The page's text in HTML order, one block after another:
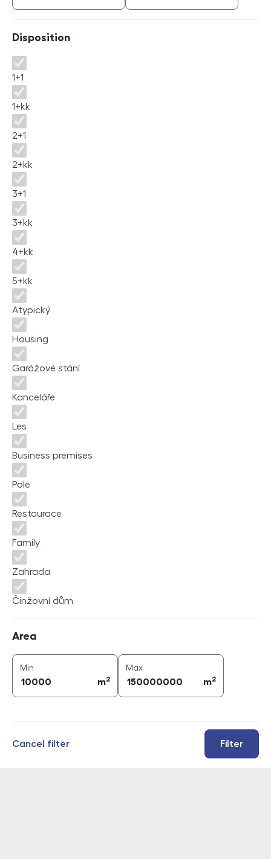
Disposition
Disposition
1+1
1+kk
2+1
2+kk
3+1
3+kk
4+kk
5+kk
Atypický
Housing
Garážové stání
Kanceláře
Les
Business premises
Pole
Restaurace
Family
Zahrada
Činžovní dům
Area
Min
m2
Maxarea (
m2
Filter
Cancel filter